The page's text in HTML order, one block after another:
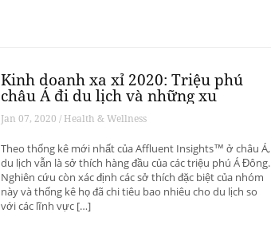
Kinh doanh xa xỉ 2020: Triệu phú
châu Á đi du lịch và những xu
hướng có thể thay đổi ngành du
lịch thượng lưu
Jan 07, 2020 / Health & Wellness
Theo thống kê mới nhất của Affluent Insights™ ở châu Á,
du lịch vẫn là sở thích hàng đầu của các triệu phú Á Đông.
Nghiên cứu còn xác định các sở thích đặc biệt của nhóm
này và thống kê họ đã chi tiêu bao nhiêu cho du lịch so
với các lĩnh vực […]